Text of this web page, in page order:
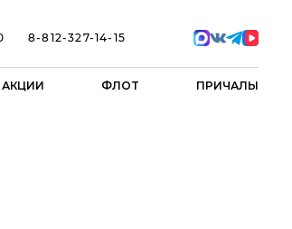
8-812-327-14-15
АКЦИИ ФЛОТ ПРИЧАЛЫ